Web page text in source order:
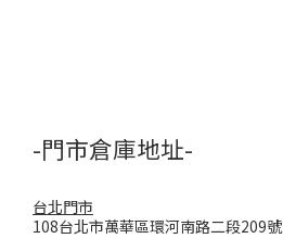
-門市倉庫地址-
台北門市
108台北市萬華區環河南路二段209號